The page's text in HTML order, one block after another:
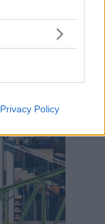
Privacy Policy